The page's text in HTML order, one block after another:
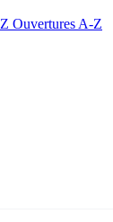
Ouvertures A-Z